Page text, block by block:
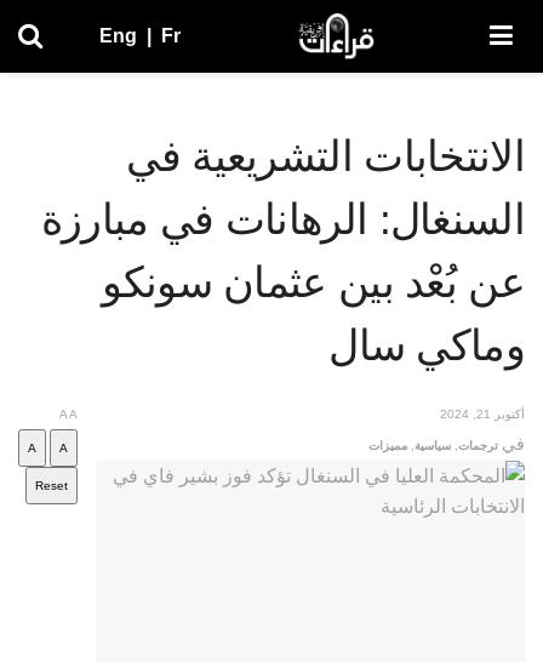
Eng Fr
الانتخابات التشريعية في
السنغال: الرهانات في مبارزة
عن بُعْد بين عثمان سونكو
وماكي سال
أكتوبر 21, 2024
في ترجمات سياسية مميزات
AA
A
A
Reset